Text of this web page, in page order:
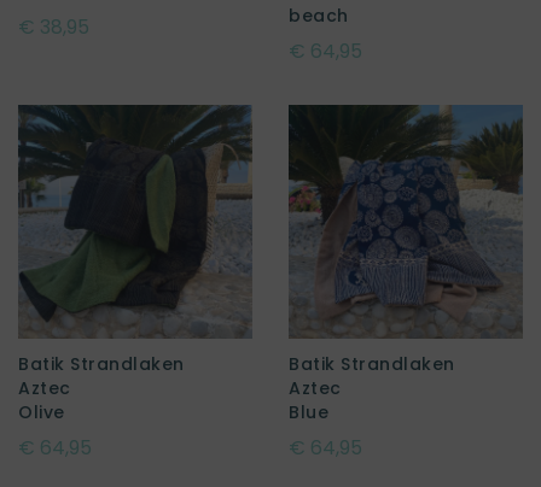
€ 38,95
beach
€ 64,95
Batik Strandlaken
Aztec
Olive
€ 64,95
Batik Strandlaken
Aztec
Blue
€ 64,95